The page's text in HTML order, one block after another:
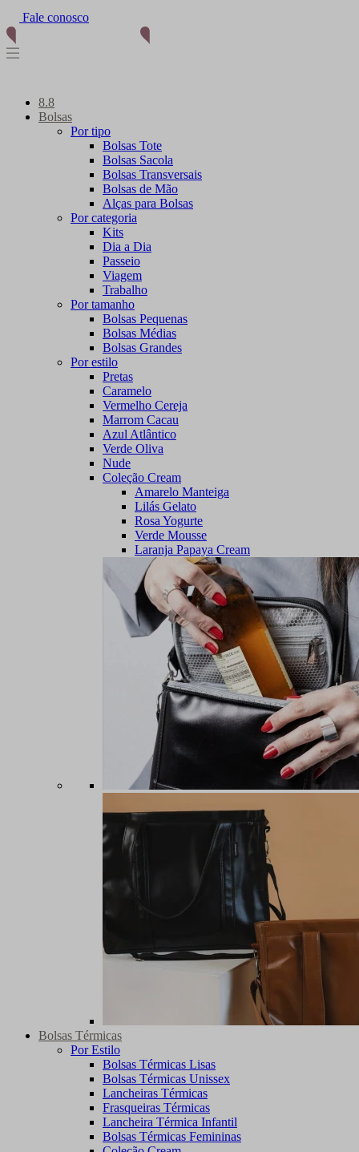
(11) 96012-2976
Fale conosco
8.8
Bolsas
Por tipo
Bolsas Tote
Bolsas Sacola
Bolsas Transversais
Bolsas de Mão
Alças para Bolsas
Por categoria
Kits
Dia a Dia
Passeio
Viagem
Trabalho
Por tamanho
Bolsas Pequenas
Bolsas Médias
Bolsas Grandes
Por estilo
Pretas
Caramelo
Vermelho Cereja
Marrom Cacau
Azul Atlântico
Verde Oliva
Nude
Coleção Cream
Amarelo Manteiga
Lilás Gelato
Rosa Yogurte
Verde Mousse
Laranja Papaya Cream
Bolsas Térmicas
Por Estilo
Bolsas Térmicas Lisas
Bolsas Térmicas Unissex
Lancheiras Térmicas
Frasqueiras Térmicas
Lancheira Térmica Infantil
Bolsas Térmicas Femininas